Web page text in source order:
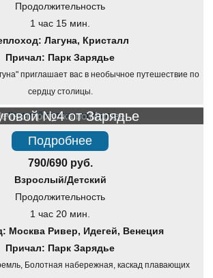
Продолжительность
1 час 15 мин.
Лагуна, Кристалл
Причал: Парк Зарядье
приглашает вас в необычное путешествие по
сердцу столицы.
прогулка по Москве
№4 от Зарядье
Подробнее
790/690 руб.
Взрослый/Детский
Продолжительность
1 час 20 мин.
Москва Ривер, Идегей, Венеция
Причал: Парк Зарядье
Болотная набережная, каскад плавающих